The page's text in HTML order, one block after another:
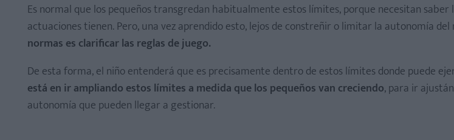
Es normal que los pequeños transgredan habitualmente estos límites, porque necesitan saber
actuaciones tienen. Pero, una vez aprendido esto, lejos de constreñir o limitar la autonomía del
normas es clarificar las reglas de juego.
De esta forma, el niño entenderá que es precisamente dentro de estos límites donde puede
está en ir ampliando estos límites a medida que los pequeños van creciendo, para ir
autonomía que pueden llegar a gestionar.